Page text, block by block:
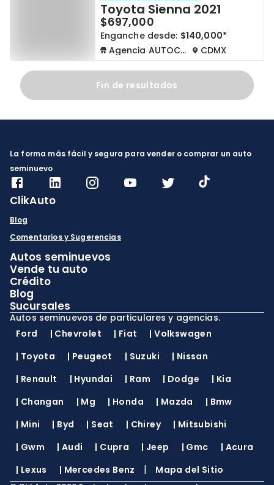
Toyota Sienna 2021
$697,000
Enganche desde: $140,000*
Agencia AUTOCOM
CDMX
Fin de resultados
La forma más fácil y segura para vender o comprar un auto
seminuevo
ClikAuto
Blog
Comentarios y Sugerencias
Autos seminuevos
Vende tu auto
Crédito
Blog
Sucursales
Autos seminuevos de particulares y agencias.
Ford
| Chevrolet | Fiat |Volkswagen
| Toyota | Peugeot | Suzuki | Nissan
| Renault | Hyundai | Ram | Dodge | Kia
| Changan | Mg | Honda | Mazda | Bmw
| Mini | Byd | Seat | Chirey | Mitsubishi
| Gwm | Audi | Cupra | Jeep | Gmc | Acura
| Lexus | Mercedes Benz | Mapa del Sitio